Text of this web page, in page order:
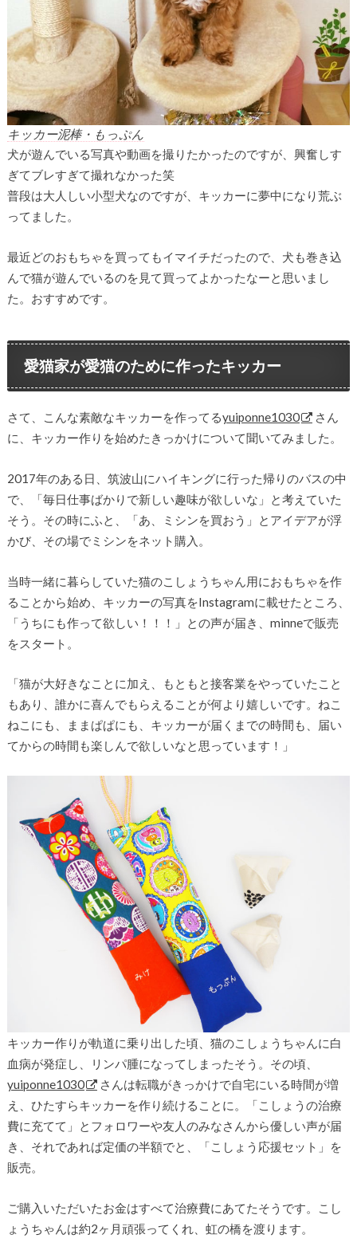
キッカー泥棒・もっぷん
犬が遊んでいる写真や動画を撮りたかったのですが、興奮しす
ぎてブレすぎて撮れなかった笑
普段は大人しい小型犬なのですが、キッカーに夢中になり荒ぶ
ってました。
最近どのおもちゃを買ってもイマイチだったので、犬も巻き込
んで猫が遊んでいるのを見て買ってよかったなーと思いまし
た。おすすめです。
愛猫家が愛猫のために作ったキッカー
さて、こんな素敵なキッカーを作ってるyuiponne1030
さん
に、キッカー作りを始めたきっかけについて聞いてみました。
2017年のある日、筑波山にハイキングに行った帰りのバスの中
で、「毎日仕事ばかりで新しい趣味が欲しいな」と考えていた
そう。その時にふと、「あ、ミシンを買おう」とアイデアが浮
かび、その場でミシンをネット購入。
当時一緒に暮らしていた猫のこしょうちゃん用におもちゃを作
ることから始め、キッカーの写真をInstagramに載せたところ、
「うちにも作って欲しい！！！」との声が届き、minneで販売
をスタート。
「猫が大好きなことに加え、もともと接客業をやっていたこと
もあり、誰かに喜んでもらえることが何より嬉しいです。ねこ
ねこにも、ままぱぱにも、キッカーが届くまでの時間も、届い
てからの時間も楽しんで欲しいなと思っています！」
キッカー作りが軌道に乗り出した頃、猫のこしょうちゃんに白
血病が発症し、リンパ腫になってしまったそう。その頃、
yuiponne1030
さんは転職がきっかけで自宅にいる時間が増
え、ひたすらキッカーを作り続けることに。「こしょうの治療
費に充てて」とフォロワーや友人のみなさんから優しい声が届
き、それであれば定価の半額でと、「こしょう応援セット」を
販売。
ご購入いただいたお金はすべて治療費にあてたそうです。こし
ょうちゃんは約2ヶ月頑張ってくれ、虹の橋を渡ります。